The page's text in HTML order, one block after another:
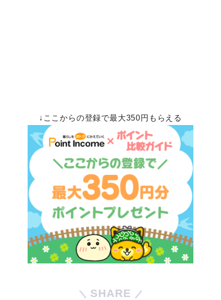
↓ここからの登録で最大350円もらえる
SHARE